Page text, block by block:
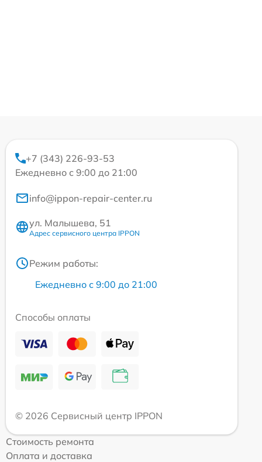
+7 (343) 226-93-53
Ежедневно с 9:00 до 21:00
info@ippon-repair-center.ru
ул. Малышева, 51
Адрес сервисного центра IPPON
Режим работы:
Ежедневно с 9:00 до 21:00
Способы оплаты
© 2026 Сервисный центр IPPON
Стоимость ремонта
Оплата и доставка